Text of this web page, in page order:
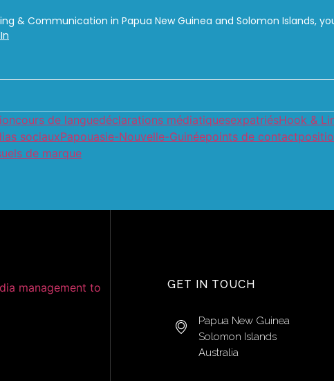
& Communication in Papua New Guinea and Solomon Islands,
cours de languedéclarations médiatiquesexpatriésHook &
sociauxPapouasie-Nouvelle-Guinéepoints de contact
de marque
GET IN TOUCH
Papua New Guinea
Solomon Islands
Australia